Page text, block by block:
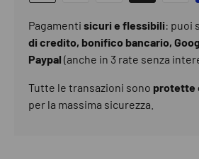
Pagamenti sicuri e flessibili: puoi
di credito, bonifico bancario,
Paypal (anche in 3 rate senza
Tutte le transazioni sono protette
per la massima sicurezza.